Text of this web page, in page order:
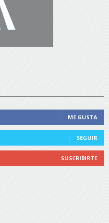
ME GUSTA
SEGUIR
SUSCRIBIRTE